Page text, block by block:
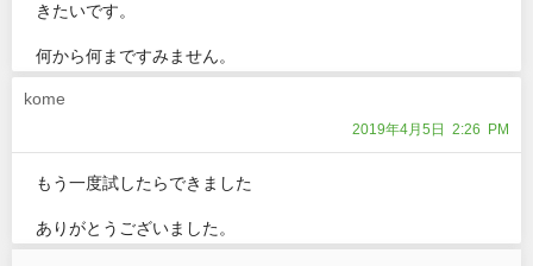
きたいです。
何から何まですみません。
kome
2019年4月5日 2:26 PM
もう一度試したらできました
ありがとうございました。